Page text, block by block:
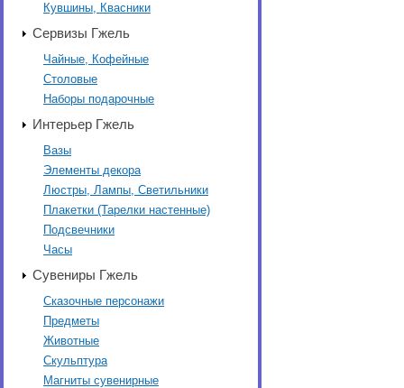
Кувшины, Квасники
Сервизы Гжель
Чайные, Кофейные
Столовые
Наборы подарочные
Интерьер Гжель
Вазы
Элементы декора
Люстры, Лампы, Светильники
Плакетки (Тарелки настенные)
Подсвечники
Часы
Сувениры Гжель
Сказочные персонажи
Предметы
Животные
Скульптура
Магниты сувенирные